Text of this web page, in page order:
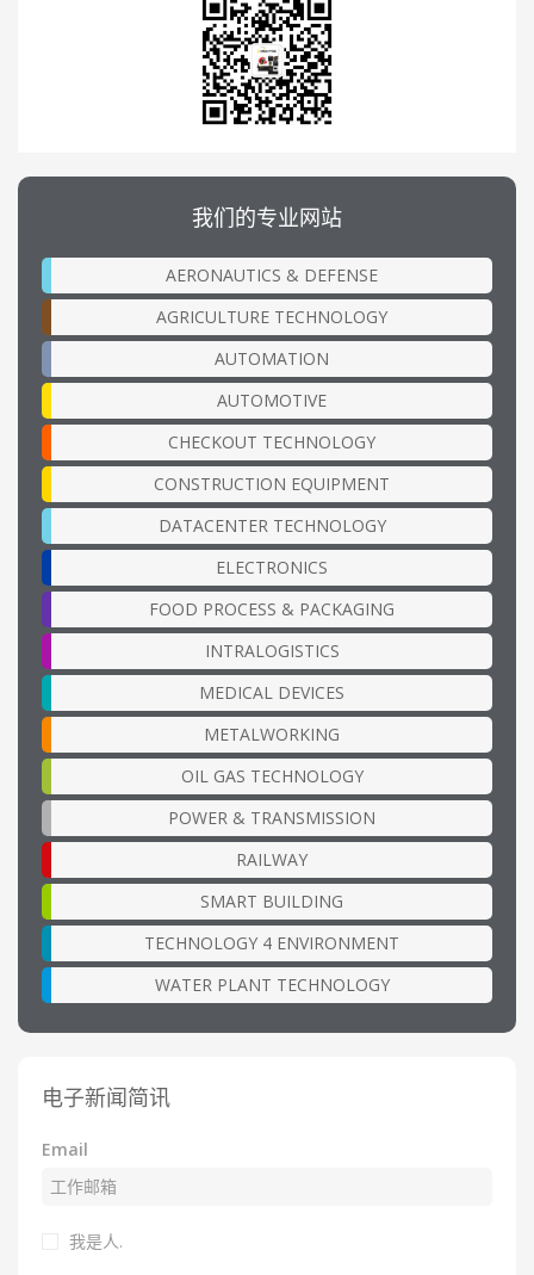
我们的专业网站
AERONAUTICS & DEFENSE
AGRICULTURE TECHNOLOGY
AUTOMATION
AUTOMOTIVE
CHECKOUT TECHNOLOGY
CONSTRUCTION EQUIPMENT
DATACENTER TECHNOLOGY
ELECTRONICS
FOOD PROCESS & PACKAGING
INTRALOGISTICS
MEDICAL DEVICES
METALWORKING
OIL GAS TECHNOLOGY
POWER & TRANSMISSION
RAILWAY
SMART BUILDING
TECHNOLOGY 4 ENVIRONMENT
WATER PLANT TECHNOLOGY
电子新闻简讯
Email
我是人.